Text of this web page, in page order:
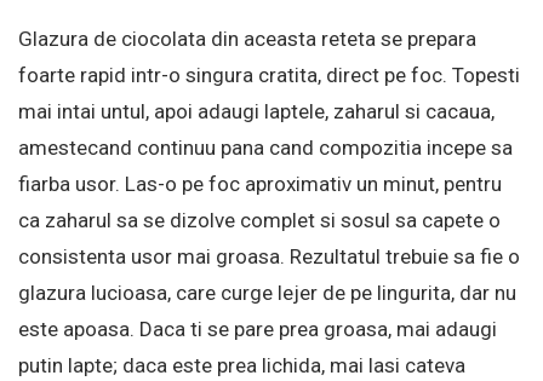
Glazura de ciocolata din aceasta reteta se prepara
foarte rapid intr-o singura cratita, direct pe foc. Topesti
mai intai untul, apoi adaugi laptele, zaharul si cacaua,
amestecand continuu pana cand compozitia incepe sa
fiarba usor. Las-o pe foc aproximativ un minut, pentru
ca zaharul sa se dizolve complet si sosul sa capete o
consistenta usor mai groasa. Rezultatul trebuie sa fie o
glazura lucioasa, care curge lejer de pe lingurita, dar nu
este apoasa. Daca ti se pare prea groasa, mai adaugi
putin lapte; daca este prea lichida, mai lasi cateva